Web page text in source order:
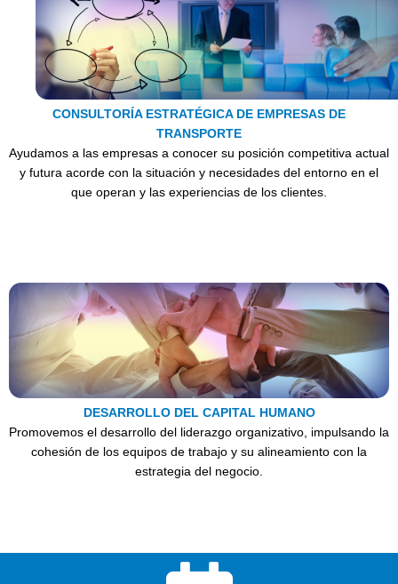
CONSULTORÍA ESTRATÉGICA DE EMPRESAS DE
TRANSPORTE
Ayudamos a las empresas a conocer su posición competitiva actual
y futura acorde con la situación y necesidades del entorno en el
que operan y las experiencias de los clientes.
DESARROLLO DEL CAPITAL HUMANO
Promovemos el desarrollo del liderazgo organizativo, impulsando la
cohesión de los equipos de trabajo y su alineamiento con la
estrategia del negocio.